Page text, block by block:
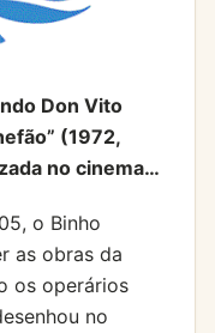
Don Vito
(1972,
no cinema…
o Binho
as obras da
os operários
no